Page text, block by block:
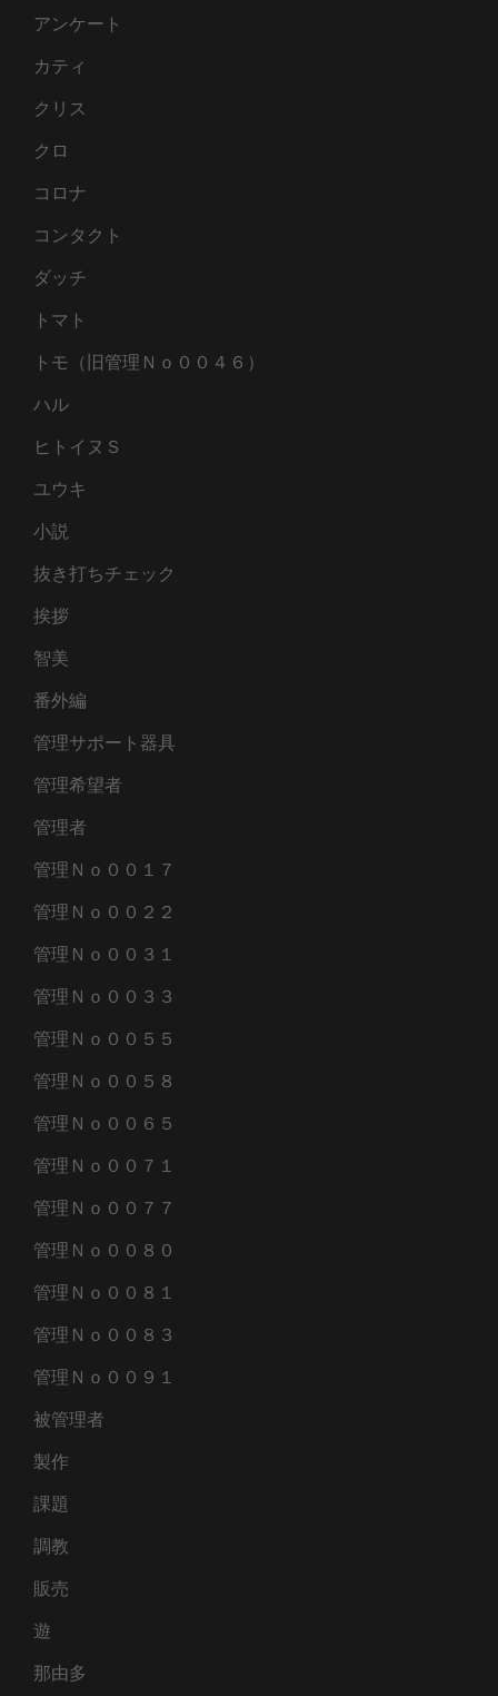
アンケート
カティ
クリス
クロ
コロナ
コンタクト
ダッチ
トマト
トモ（旧管理Ｎｏ００４６）
ハル
ヒトイヌＳ
ユウキ
小説
抜き打ちチェック
挨拶
智美
番外編
管理サポート器具
管理希望者
管理者
管理Ｎｏ００１７
管理Ｎｏ００２２
管理Ｎｏ００３１
管理Ｎｏ００３３
管理Ｎｏ００５５
管理Ｎｏ００５８
管理Ｎｏ００６５
管理Ｎｏ００７１
管理Ｎｏ００７７
管理Ｎｏ００８０
管理Ｎｏ００８１
管理Ｎｏ００８３
管理Ｎｏ００９１
被管理者
製作
課題
調教
販売
遊
那由多